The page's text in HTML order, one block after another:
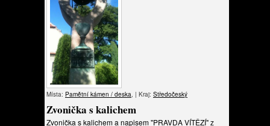
Místa: Pamětní kámen / deska, | Kraj: Středočeský
Zvonička s kalichem
Zvonička s kalichem a napisem "PRAVDA VÍTĚZÍ" z